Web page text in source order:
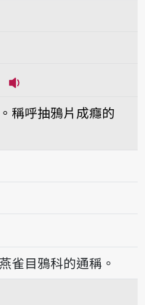
稱呼抽鴉片成癮的
oo-a
雀目鴉科的通稱。